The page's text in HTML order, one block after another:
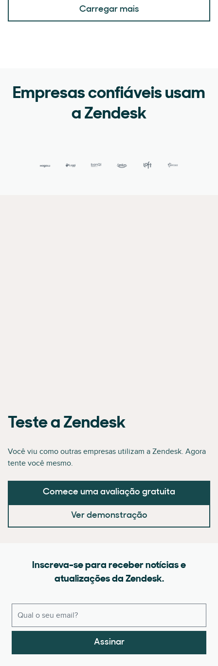
Carregar mais
Empresas confiáveis usam
a Zendesk
Teste a Zendesk
Você viu como outras empresas utilizam a Zendesk. Agora
tente você mesmo.
Comece uma avaliação gratuita
Ver demonstração
Inscreva-se para receber notícias e
atualizações da Zendesk.
Assinar